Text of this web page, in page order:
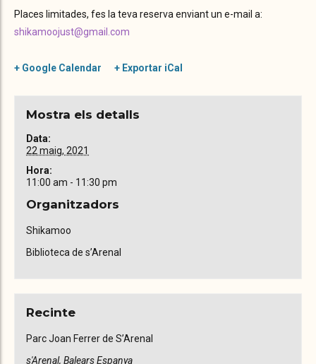
Places limitades, fes la teva reserva enviant un e-mail a:
shikamoojust@gmail.com
+ Google Calendar + Exportar iCal
Mostra els detalls
Data:
22 maig, 2021
Hora:
11:00 am - 11:30 pm
Organitzadors
Shikamoo
Biblioteca de s’Arenal
Recinte
Parc Joan Ferrer de S’Arenal
s'Arenal, Balears Espanya